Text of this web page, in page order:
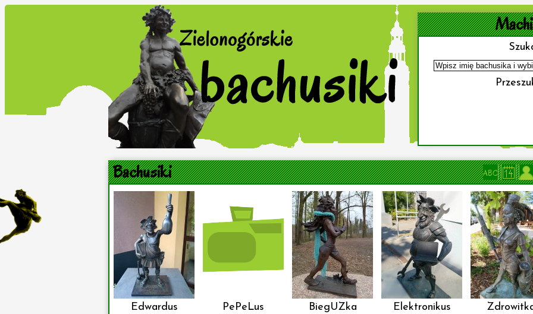
Bachusiki
Edwardus PePeLus BiegUZka Elektronikus